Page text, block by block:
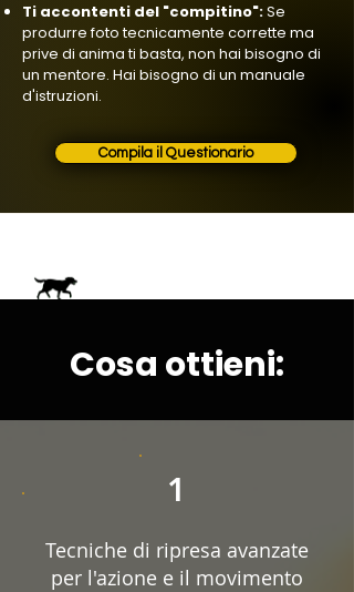
Ti accontenti del "compitino":Se
produrre foto tecnicamente corrette ma
prive di anima ti basta, non hai bisogno di
un mentore. Hai bisogno di un manuale
d'istruzioni.
Compila il Questionario
Cosa ottieni:
1
Tecniche di ripresa avanzate
per l'azione e il movimento